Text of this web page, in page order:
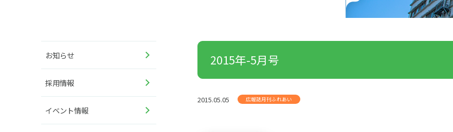
お知らせ
採用情報
イベント情報
2015年-5月号
2015.05.05 広報誌月刊ふれあい